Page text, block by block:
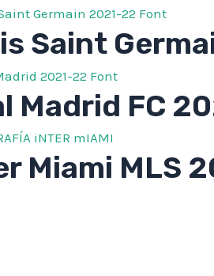
Saint
Madrid FC
Miami MLS